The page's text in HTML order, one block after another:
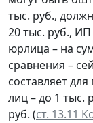
тыс. руб.,
20 тыс. руб., ИП
юрлица – на
сравнения –
составляет
лиц – до 1 тыс.
руб. (ст. 13.11